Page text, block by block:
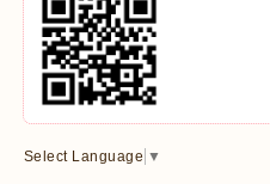
Select Language ▼